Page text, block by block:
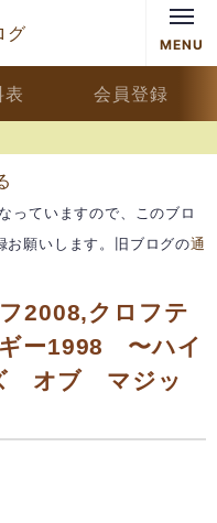
グ
MENU
表 会員登録
っていますので、このブロ
お願いします。旧ブログの通
2008,クロフテ
ー1998 〜ハイ
オブ マジッ